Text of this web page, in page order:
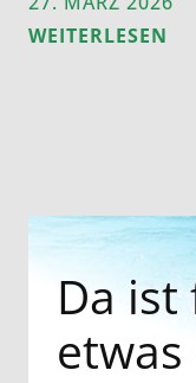
WEITERLESEN
Da